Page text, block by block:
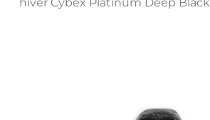
hiver Cybex Platinum Deep Black